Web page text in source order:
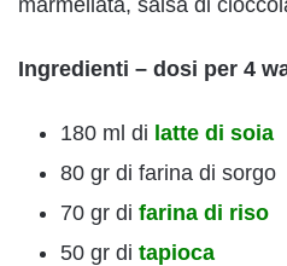
Ingredienti – dosi per 4
180 ml di latte di soia
80 gr di farina di sorgo
70 gr di farina di riso
50 gr di tapioca